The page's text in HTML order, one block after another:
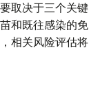
取决于三个关键
和既往感染的免
相关风险评估将